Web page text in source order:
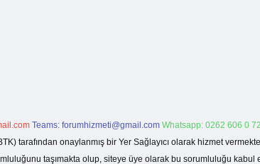
Teams: forumhizmeti@gmail.com Whatsapp: 0262 606 0
tarafından onaylanmış bir Yer Sağlayıcı olarak hizmet
taşımakta olup, siteye üye olarak bu sorumluluğu